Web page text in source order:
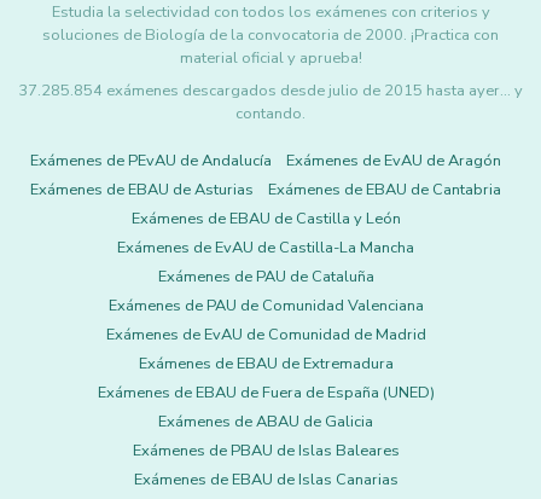
Estudia la selectividad con todos los exámenes con criterios y
soluciones de Biología de la convocatoria de 2000. ¡Practica con
material oficial y aprueba!
37.285.854 exámenes descargados desde julio de 2015 hasta ayer... y
contando.
Exámenes de PEvAU de Andalucía
Exámenes de EvAU de Aragón
Exámenes de EBAU de Asturias
Exámenes de EBAU de Cantabria
Exámenes de EBAU de Castilla y León
Exámenes de EvAU de Castilla-La Mancha
Exámenes de PAU de Cataluña
Exámenes de PAU de Comunidad Valenciana
Exámenes de EvAU de Comunidad de Madrid
Exámenes de EBAU de Extremadura
Exámenes de EBAU de Fuera de España (UNED)
Exámenes de ABAU de Galicia
Exámenes de PBAU de Islas Baleares
Exámenes de EBAU de Islas Canarias